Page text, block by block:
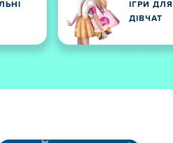
ІГРИ ДЛЯ
ДІВЧАТ